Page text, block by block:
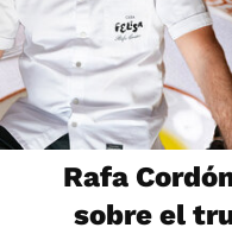
Rafa
sobre el